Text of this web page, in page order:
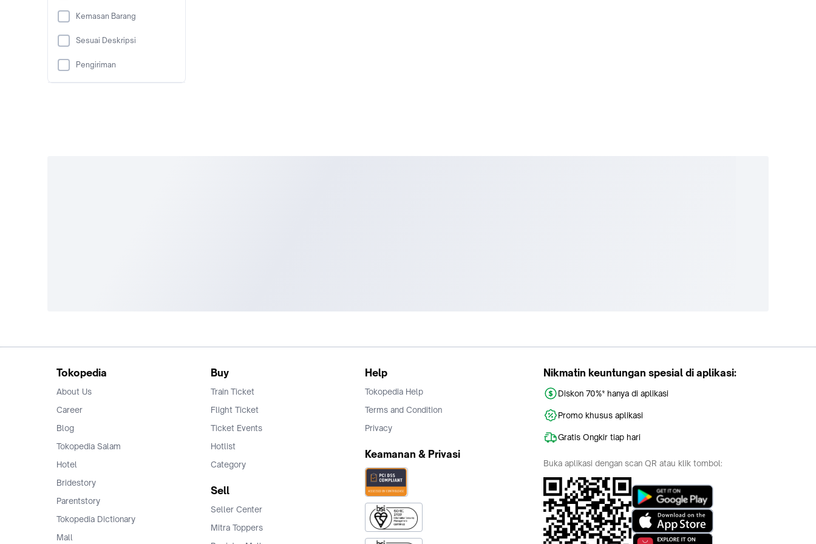
Kemasan Barang
Sesuai Deskripsi
Pengiriman
Tokopedia
About Us
Career
Blog
Tokopedia Salam
Hotel
Bridestory
Parentstory
Tokopedia Dictionary
Mall
Buy
Train Ticket
Flight Ticket
Ticket Events
Hotlist
Category
Sell
Seller Center
Mitra Toppers
Help
Tokopedia Help
Terms and Condition
Privacy
Keamanan & Privasi
Nikmatin keuntungan spesial di aplikasi:
Diskon 70%* hanya di aplikasi
Promo khusus aplikasi
Gratis Ongkir tiap hari
Buka aplikasi dengan scan QR atau klik tombol: